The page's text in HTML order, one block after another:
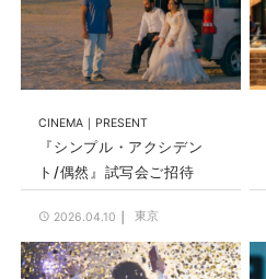
CINEMA PRESENT
『シンプル・アクシデン
ト/偶然』試写会ご招待
2026.04.10 東京